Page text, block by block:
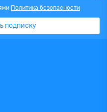
Политика безопасности
подписку